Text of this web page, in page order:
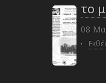
το
08
·